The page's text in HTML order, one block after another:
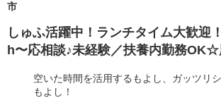
市
しゅふ活躍中！ランチタイム大歓迎
h〜応相談♪未経験／扶養内勤務
空いた時間を活用するもよし、ガッツリ
もよし！